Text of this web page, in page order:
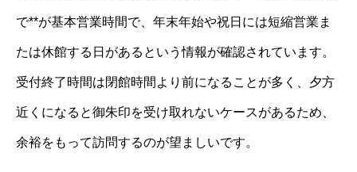
で**が基本営業時間で、年末年始や祝日には短縮営業ま
たは休館する日があるという情報が確認されています。
受付終了時間は閉館時間より前になることが多く、夕方
近くになると御朱印を受け取れないケースがあるため、
余裕をもって訪問するのが望ましいです。